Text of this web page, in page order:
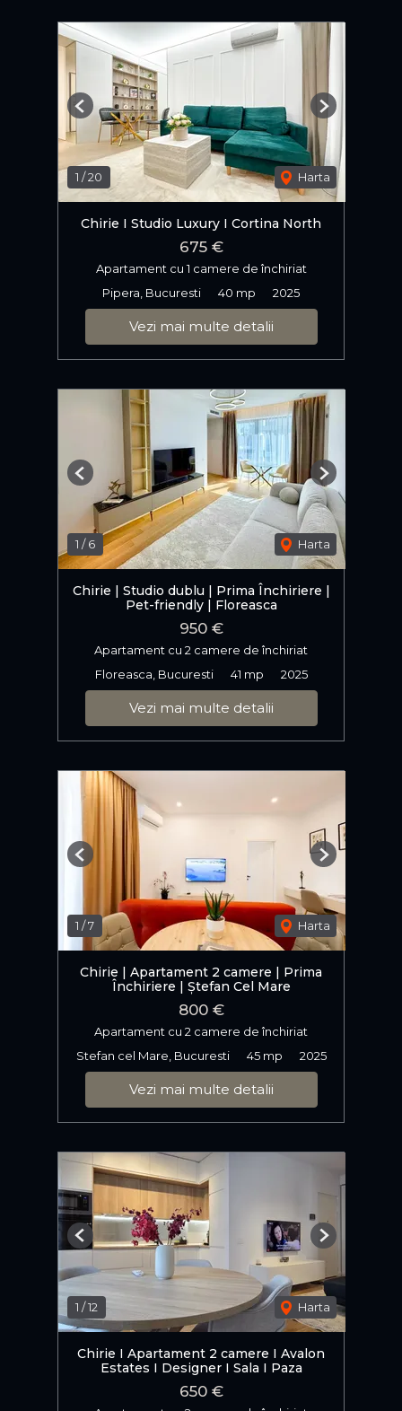
1 /20 Harta
Previous Next
Chirie I Studio Luxury I Cortina North
675 €
Apartament cu 1 camere de închiriat
Pipera, Bucuresti
40 mp 2025
Vezi mai multe detalii
1 /6 Harta
Previous Next
Chirie | Studio dublu | Prima Închiriere |
Pet-friendly | Floreasca
950 €
Apartament cu 2 camere de închiriat
Floreasca, Bucuresti
41 mp 2025
Vezi mai multe detalii
1 /7 Harta
Previous Next
Chirie | Apartament 2 camere | Prima
Închiriere | Ștefan Cel Mare
800 €
Apartament cu 2 camere de închiriat
Stefan cel Mare, Bucuresti
45 mp 2025
Vezi mai multe detalii
1 /12 Harta
Previous Next
Chirie I Apartament 2 camere I Avalon
Estates I Designer I Sala I Paza
650 €